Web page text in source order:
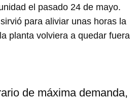
el pasado 24 de mayo.
para aliviar unas horas la
planta volviera a quedar fuera
de máxima demanda,